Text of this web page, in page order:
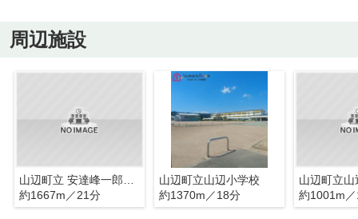
周辺施設
約1667m／21分
山辺町立山辺小学校
約1370m／18分
山辺町立山
約1001m